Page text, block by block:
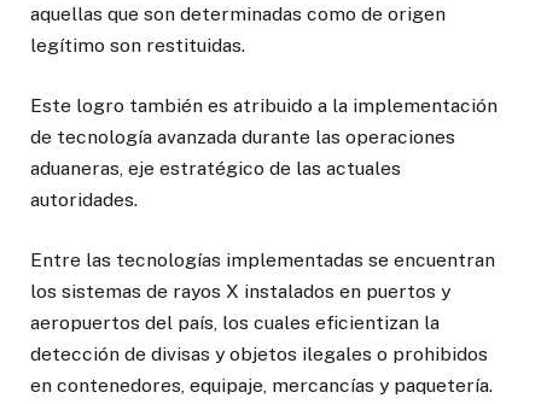
aquellas que son determinadas como de origen
legítimo son restituidas.
Este logro también es atribuido a la implementación
de tecnología avanzada durante las operaciones
aduaneras, eje estratégico de las actuales
autoridades.
Entre las tecnologías implementadas se encuentran
los sistemas de rayos X instalados en puertos y
aeropuertos del país, los cuales eficientizan la
detección de divisas y objetos ilegales o prohibidos
en contenedores, equipaje, mercancías y paquetería.